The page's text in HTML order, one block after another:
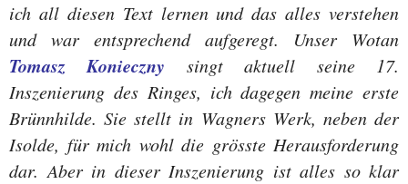
ich all diesen Text lernen und das alles verstehen
und war entsprechend aufgeregt. Unser Wotan
Tomasz Konieczny singt aktuell seine 17.
Inszenierung des Ringes, ich dagegen meine erste
Brünnhilde. Sie stellt in Wagners Werk, neben der
Isolde, für mich wohl die grösste Herausforderung
dar. Aber in dieser Inszenierung ist alles so klar